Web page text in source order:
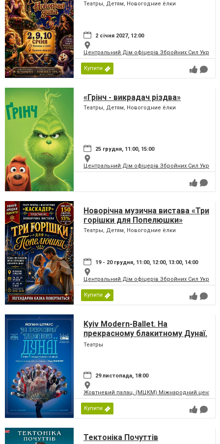
Театры, Детям, Новогодние ёлки
2 січня 2027, 12:00
Центральний Дім офіцерів Збройних Сил
Купити
«Грінч - викрадач різдва»
Театры, Детям, Новогодние ёлки
25 грудня, 11:00, 15:00
Центральний Дім офіцерів Збройних Сил
Новорічна музична вистава «Три
горішки для Попелюшки»
Театры, Детям, Новогодние ёлки
19 - 20 грудня, 11:00, 12:00, 13:00, 14:00
Центральний Дім офіцерів Збройних Сил
Купити
Kyiv Modern-Ballet. На
прекрасному блакитному Дунаї.
Раду Поклітару
Театры
29 листопада, 18:00
Жовтневий палац, (МЦКМ) Міжнародний центр
Купити
Тектоніка Почуттів